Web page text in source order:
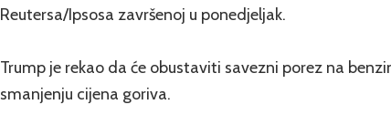
Reutersa/Ipsosa završenoj u ponedjeljak.
Trump je rekao da će obustaviti savezni porez na
smanjenju cijena goriva.